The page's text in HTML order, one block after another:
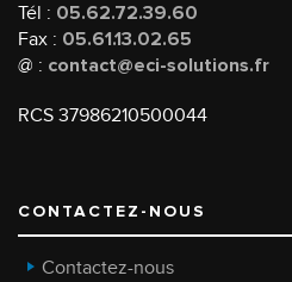
Tél : 05.62.72.39.60
Fax : 05.61.13.02.65
@ : contact@eci-solutions.fr
RCS 37986210500044
CONTACTEZ-NOUS
Contactez-nous